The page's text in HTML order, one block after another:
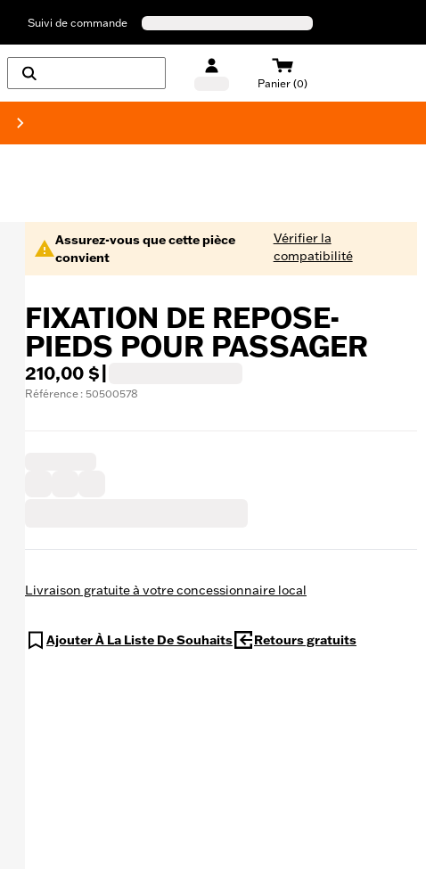
Suivi de commande
Panier (0)
Assurez-vous que cette pièce
convient
Vérifier la
compatibilité
FIXATION DE REPOSE-
PIEDS POUR PASSAGER
210,00 $
Référence : 50500578
Livraison gratuite à votre concessionnaire local
Ajouter À La Liste De Souhaits Retours gratuits